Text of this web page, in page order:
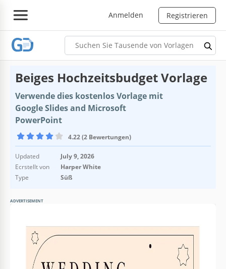
Anmelden Registrieren
Beiges Hochzeitsbudget Vorlage
Verwende dies kostenlos Vorlage mit
Google Slides and Microsoft
PowerPoint
4.22 (2 Bewertungen)
Updated
July 9, 2026
Ecrstellt von
Harper White
Type
Süß
ADVERTISEMENT